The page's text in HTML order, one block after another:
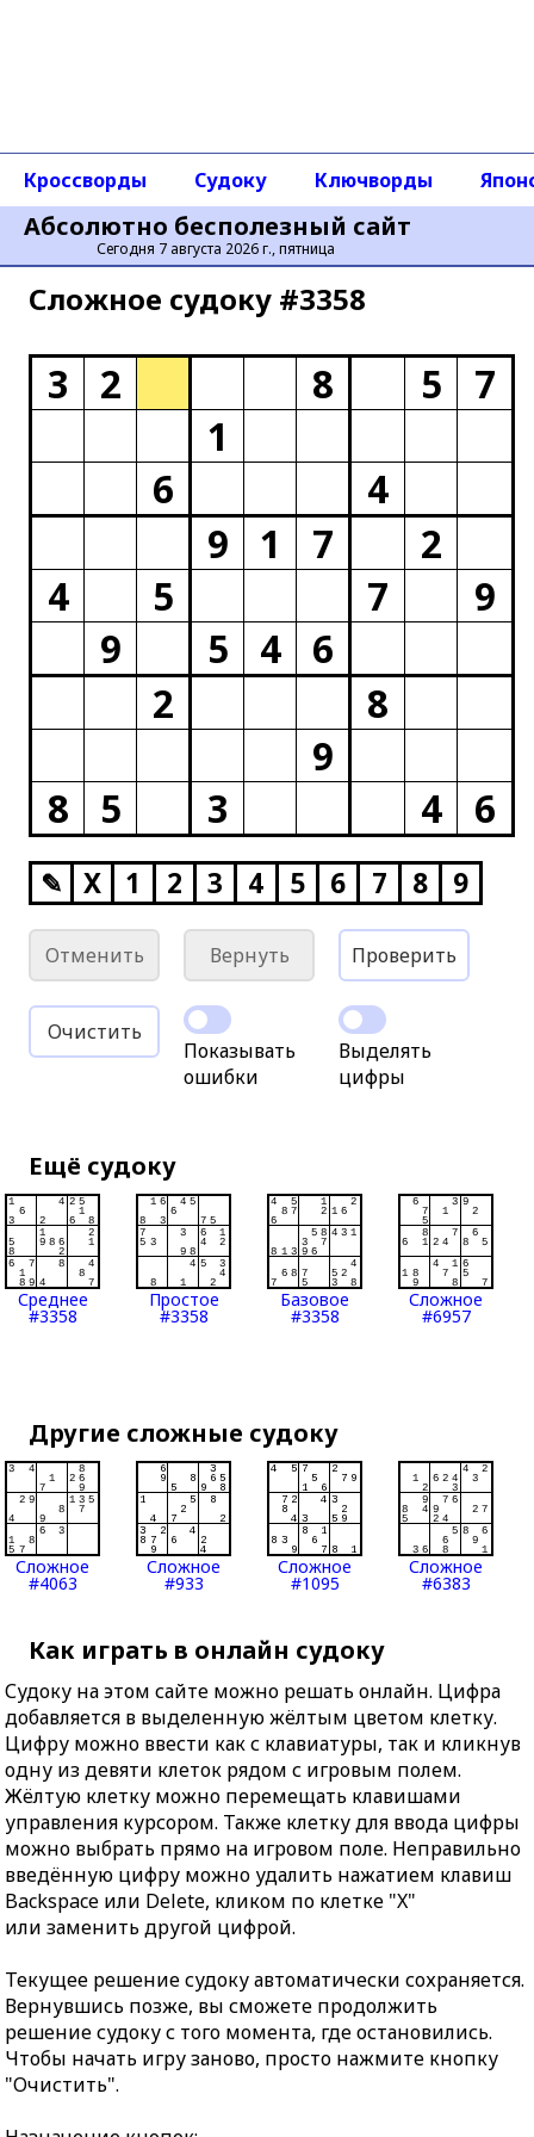
Абсолютно бесполезный сайт
Сегодня 7 августа 2026 г., пятница
Кроссворды Судоку Ключворды
Сложное cудоку #3358
3 2 8 5
7
1
6
4
9
1 7
2
4
5 7
9
9
5 4
6
2
8
9
8
5 3 4 6
✎ X 1 2 3 4 5 6 7 8 9
Отменить Вернуть Проверить
Очистить
Показывать
ошибки
Выделять
цифры
Ещё судоку
Среднее
#3358
Простое
#3358
Базовое
#3358
Сложное
#6957
Другие сложные судоку
Сложное
#4063
Сложное
#933
Сложное
#1095
Сложное
#6383
Как играть в онлайн судоку
Судоку на этом сайте можно решать онлайн. Цифра
добавляется в выделенную жёлтым цветом клетку.
Цифру можно ввести как с клавиатуры, так и кликнув
одну из девяти клеток рядом с игровым полем.
Жёлтую клетку можно перемещать клавишами
управления курсором. Также клетку для ввода цифры
можно выбрать прямо на игровом поле. Неправильно
введённую цифру можно удалить нажатием клавиш
Backspace или Delete, кликом по клетке "X"
или заменить другой цифрой.
Текущее решение судоку автоматически сохраняется.
Вернувшись позже, вы сможете продолжить
решение судоку с того момента, где остановились.
Чтобы начать игру заново, просто нажмите кнопку
"Очистить".